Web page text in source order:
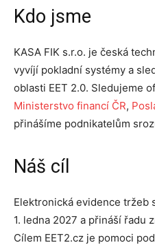
Kdo jsme
KASA FIK s.r.o. je česká
vyvíjí pokladní systémy a
oblasti EET 2.0. Sledujeme
Ministerstvo financí ČR,
přinášíme podnikatelům
Náš cíl
Elektronická evidence tržeb
1. ledna 2027 a přináší řadu
Cílem EET2.cz je pomoci